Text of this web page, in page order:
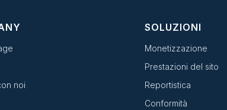
noi
SOLUZIONI
Monetizzazione
Prestazioni del sito
Reportistica
Conformità